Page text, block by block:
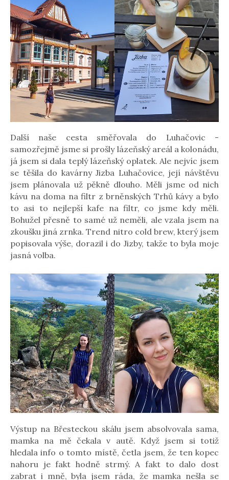
Další naše cesta směřovala do Luhačovic -
samozřejmě jsme si prošly lázeňský areál a kolonádu,
já jsem si dala teplý lázeňský oplatek. Ale nejvíc jsem
se těšila do kavárny Jizba Luhačovice, její návštěvu
jsem plánovala už pěkně dlouho. Měli jsme od nich
kávu na doma na filtr z brněnských Trhů kávy a bylo
to asi to nejlepší kafe na filtr, co jsme kdy měli.
Bohužel přesně to samé už neměli, ale vzala jsem na
zkoušku jiná zrnka. Trend nitro cold brew, který jsem
popisovala výše, dorazil i do Jizby, takže to byla moje
jasná volba.
Výstup na Břesteckou skálu jsem absolvovala sama,
mamka na mě čekala v autě. Když jsem si totiž
hledala info o tomto místě, četla jsem, že ten kopec
nahoru je fakt hodně strmý. A fakt to dalo dost
zabrat i mně, byla jsem ráda, že mamka nešla se